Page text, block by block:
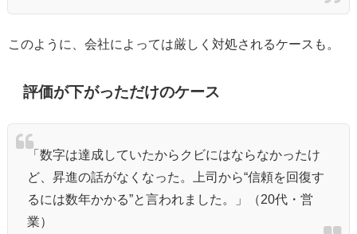
このように、会社によっては厳しく対処されるケースも。
評価が下がっただけのケース
「数字は達成していたからクビにはならなかったけ
ど、昇進の話がなくなった。上司から“信頼を回復す
るには数年かかる”と言われました。」（20代・営
業）